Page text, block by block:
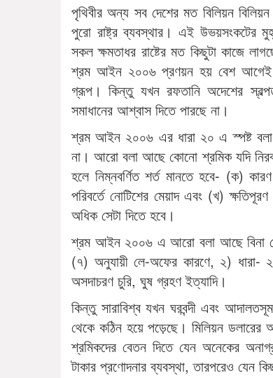
পৃথিবীর অন্য সব দেশের মত বিলিয়ন বিলিয়ন
পুরো রাষ্ট্র ব্যবস্থার। এই উভয়সংকটের
সকল ক্ষমতাধর রাষ্টের মত কিছুটা কাজে
শ্রম আইন ২০০৬ প্রণয়ন হয় বেশ
গ্রূপ। কিন্তু যখন রফতানি অদেশের
সমাধানের আশ্বাস দিতে পারছে না।
শ্রম আইন ২০০৬ এর ধারা ২০ এ স্পষ্ট
না। আরো বলা আছে কোনো শ্রমিক যদি
হলে নিম্নবর্ণিত শর্ত মানতে হবে- (ক)
পরিবর্তে নোটিশের মেয়াদ এবং (খ)
অধিক সেটা দিতে হবে।
শ্রম আইন ২০০৬ এ আরো বলা আছে বিনা
(৭) অনুযায়ী লে-অফের কারণে, ২) ধারা-
অসদাচরণ চুরি, ঘুষ গ্রহণ ইত্যাদি।
কিন্তু সারাবিশ্ব যখন ঘরবন্দী এবং
থেকে কঠিন হয়ে পড়েছে। মিলিয়ন ডলারের
শ্রমিকদের বেতন দিতে যেন অনেকের
টাকার প্রণোদনার ব্যবস্থা, তারপরেও যেন